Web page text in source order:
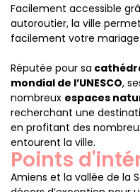
Facilement accessible
autoroutier, la ville
facilement votre
Réputée pour sa
mondial de l’UNESCO,
nombreux espaces
recherchant une
en profitant des
entourent la ville.
Points
Amiens et la vallée de la